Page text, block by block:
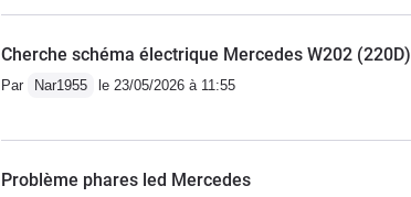
Cherche schéma électrique Mercedes W202 (220D)
Par Nar1955 le 23/05/2026 à 11:55
Problème phares led Mercedes